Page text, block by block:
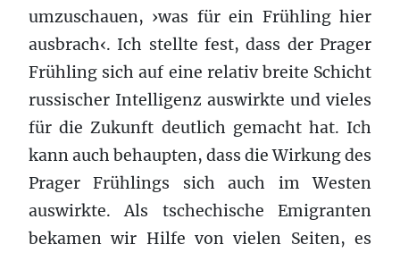
umzuschauen, ›was für ein Frühling hier
ausbrach‹. Ich stellte fest, dass der Prager
Frühling sich auf eine relativ breite Schicht
russischer Intelligenz auswirkte und vieles
für die Zukunft deutlich gemacht hat. Ich
kann auch behaupten, dass die Wirkung des
Prager Frühlings sich auch im Westen
auswirkte. Als tschechische Emigranten
bekamen wir Hilfe von vielen Seiten, es